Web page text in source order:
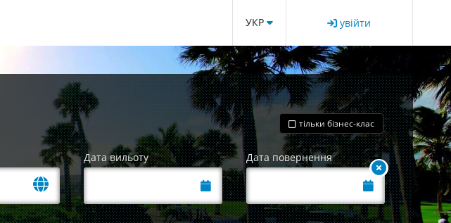
УКР увійти
тільки бізнес-клас
Дата вильоту Дата повернення